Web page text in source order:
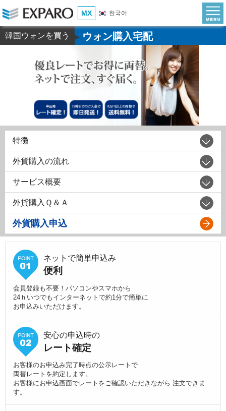
MX 한국어
韓国ウォンを買う ▶ウォン購入宅配
特徴
外貨購入の流れ
サービス概要
外貨購入Ｑ＆Ａ
外貨購入申込
ネットで簡単申込み
便利
会員登録も不要！パソコンやスマホから
24ｈいつでもインターネットで約1分で簡単に
お申込みいただけます。
安心の申込時の
レート確定
お客様のお申込み完了時点の公示レートで
両替レートを約定します。
お客様にお申込画面でレートをご確認いただきながら 注文できま
す。